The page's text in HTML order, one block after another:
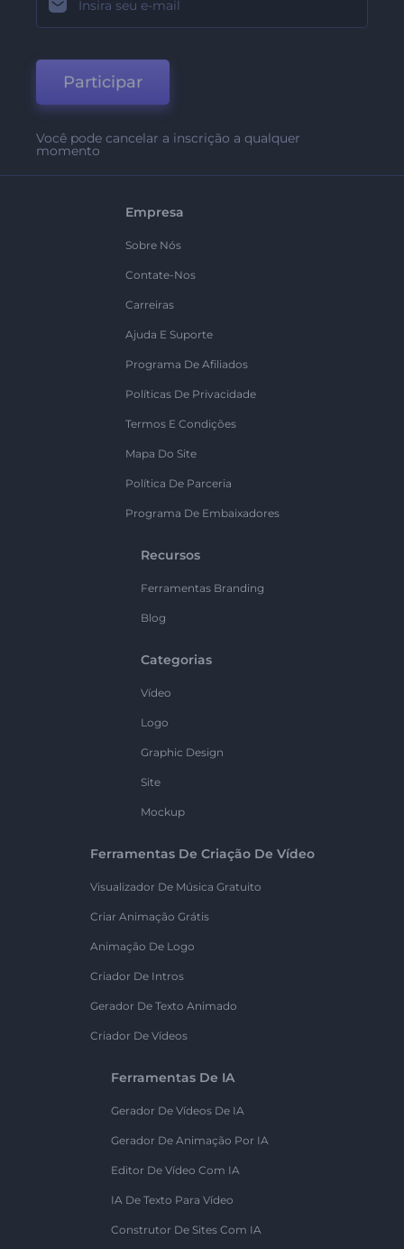
Participar
Você pode cancelar a inscrição a qualquer
momento
Empresa
Sobre Nós
Contate-Nos
Carreiras
Ajuda E Suporte
Programa De Afiliados
Políticas De Privacidade
Termos E Condições
Mapa Do Site
Política De Parceria
Programa De Embaixadores
Recursos
Ferramentas Branding
Blog
Categorias
Vídeo
Logo
Graphic Design
Site
Mockup
Ferramentas De Criação De Vídeo
Visualizador De Música Gratuito
Criar Animação Grátis
Animação De Logo
Criador De Intros
Gerador De Texto Animado
Criador De Vídeos
Ferramentas De IA
Gerador De Vídeos De IA
Gerador De Animação Por IA
Editor De Vídeo Com IA
IA De Texto Para Vídeo
Construtor De Sites Com IA